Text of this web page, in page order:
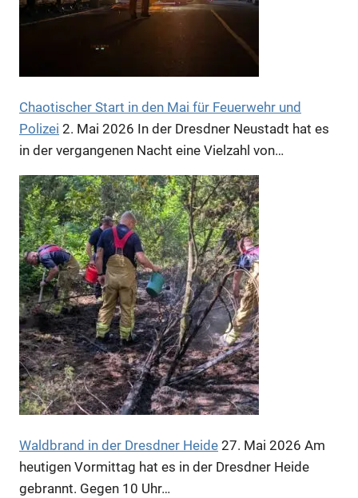
Anzeige
Chaotischer Start in den Mai für Feuerwehr und
Polizei 2. Mai 2026 In der Dresdner Neustadt hat es
in der vergangenen Nacht eine Vielzahl von…
Waldbrand in der Dresdner Heide 27. Mai 2026 Am
heutigen Vormittag hat es in der Dresdner Heide
gebrannt. Gegen 10 Uhr…